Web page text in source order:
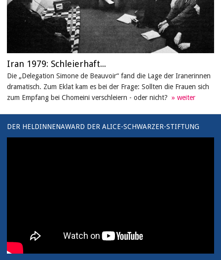
Iran 1979: Schleierhaft...
Die „Delegation Simone de Beauvoir“ fand die Lage der Iranerinnen
dramatisch. Zum Eklat kam es bei der Frage: Sollten die Frauen sich
zum Empfang bei Chomeini verschleiern - oder nicht?
DER HELDINNENAWARD DER ALICE-SCHWARZER-STIFTUNG